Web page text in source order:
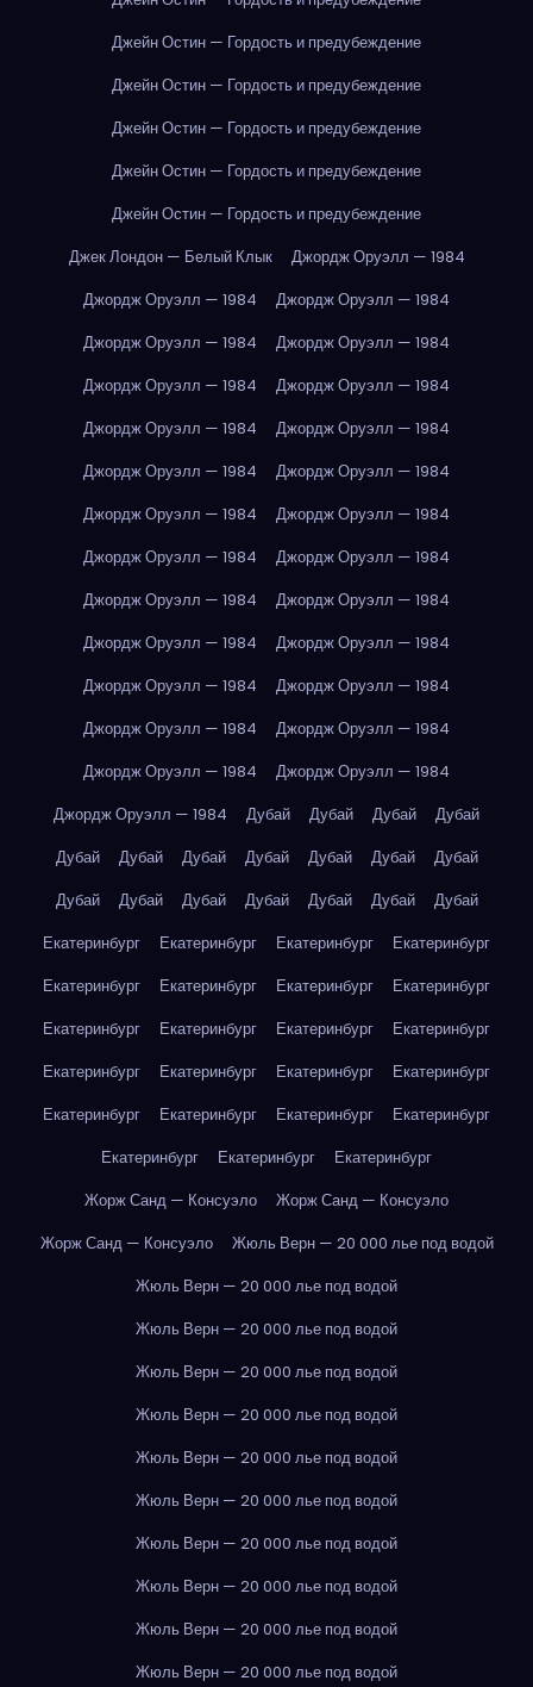
Джейн Остин — Гордость и предубеждение
Джейн Остин — Гордость и предубеждение
Джейн Остин — Гордость и предубеждение
Джейн Остин — Гордость и предубеждение
Джейн Остин — Гордость и предубеждение
Джек Лондон — Белый Клык
Джордж Оруэлл — 1984
Джордж Оруэлл — 1984
Джордж Оруэлл — 1984
Джордж Оруэлл — 1984
Джордж Оруэлл — 1984
Джордж Оруэлл — 1984
Джордж Оруэлл — 1984
Джордж Оруэлл — 1984
Джордж Оруэлл — 1984
Джордж Оруэлл — 1984
Джордж Оруэлл — 1984
Джордж Оруэлл — 1984
Джордж Оруэлл — 1984
Джордж Оруэлл — 1984
Джордж Оруэлл — 1984
Джордж Оруэлл — 1984
Джордж Оруэлл — 1984
Джордж Оруэлл — 1984
Джордж Оруэлл — 1984
Джордж Оруэлл — 1984
Джордж Оруэлл — 1984
Джордж Оруэлл — 1984
Джордж Оруэлл — 1984
Джордж Оруэлл — 1984
Джордж Оруэлл — 1984
Джордж Оруэлл — 1984
Дубай Дубай Дубай
Дубай
Дубай
Дубай Дубай Дубай Дубай Дубай
Дубай
Дубай
Дубай Дубай Дубай Дубай Дубай
Дубай
Екатеринбург
Екатеринбург Екатеринбург
Екатеринбург
Екатеринбург
Екатеринбург Екатеринбург
Екатеринбург
Екатеринбург
Екатеринбург Екатеринбург
Екатеринбург
Екатеринбург
Екатеринбург Екатеринбург
Екатеринбург
Екатеринбург
Екатеринбург Екатеринбург
Екатеринбург
Екатеринбург
Екатеринбург
Екатеринбург
Жорж Санд — Консуэло
Жорж Санд — Консуэло
Жорж Санд — Консуэло
Жюль Верн — 20 000 лье под водой
Жюль Верн — 20 000 лье под водой
Жюль Верн — 20 000 лье под водой
Жюль Верн — 20 000 лье под водой
Жюль Верн — 20 000 лье под водой
Жюль Верн — 20 000 лье под водой
Жюль Верн — 20 000 лье под водой
Жюль Верн — 20 000 лье под водой
Жюль Верн — 20 000 лье под водой
Жюль Верн — 20 000 лье под водой
Жюль Верн — 20 000 лье под водой